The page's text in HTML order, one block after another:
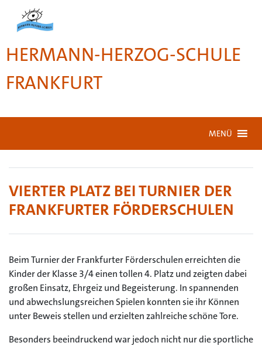
HERMANN-HERZOG-SCHULE
FRANKFURT
MENÜ
VIERTER PLATZ BEI TURNIER DER
FRANKFURTER FÖRDERSCHULEN
Beim Turnier der Frankfurter Förderschulen erreichten die
Kinder der Klasse 3/4 einen tollen 4. Platz und zeigten dabei
großen Einsatz, Ehrgeiz und Begeisterung. In spannenden
und abwechslungsreichen Spielen konnten sie ihr Können
unter Beweis stellen und erzielten zahlreiche schöne Tore.
Besonders beeindruckend war jedoch nicht nur die sportliche